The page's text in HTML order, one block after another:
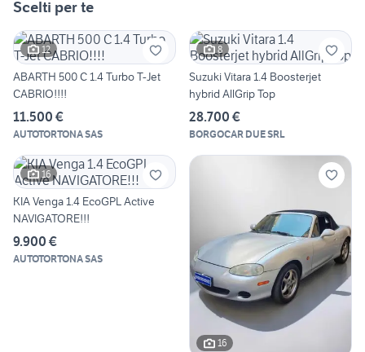
Scelti per te
12
ABARTH 500 C 1.4 Turbo T-Jet
CABRIO!!!!
11.500 €
AUTOTORTONA SAS
8
Suzuki Vitara 1.4 Boosterjet
hybrid AllGrip Top
28.700 €
BORGOCAR DUE SRL
16
KIA Venga 1.4 EcoGPL Active
NAVIGATORE!!!
9.900 €
AUTOTORTONA SAS
16